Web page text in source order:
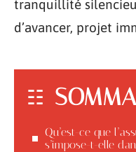
tranquillité
d’avancer, projet
Qu’est-ce que
s’impose-t-elle